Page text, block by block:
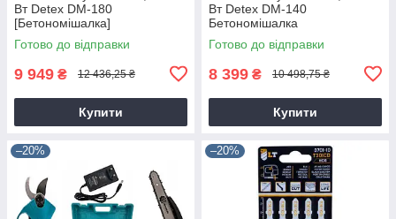
Вт Detex DM-180
[Бетономішалка]
Готово до відправки
9 949 ₴ 12 436,25 ₴
Купити
Вт Detex DM-140
Бетономішалка
Готово до відправки
8 399 ₴ 10 498,75 ₴
Купити
–20% –20%